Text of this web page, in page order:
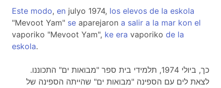
Este modo, en julyo 1974, los elevos de la eskola
"Mevoot Yam" se aparejaron a salir a la mar kon el
vaporiko "Mevoot Yam", ke era vaporiko de la
eskola.
.כך, ביולי 1974, תלמידי בית ספר "מבואות ים" התכוננו
לצאת לים עם הספינה "מבואות ים" שהייתה הספינה של